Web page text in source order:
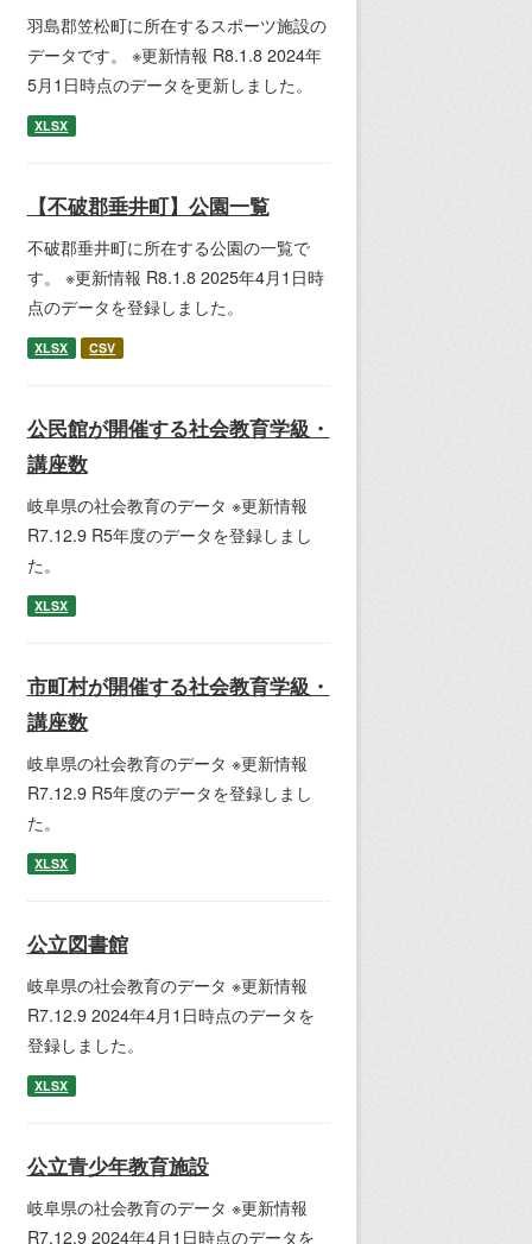
羽島郡笠松町に所在するスポーツ施設の
データです。 ※更新情報 R8.1.8 2024年
5月1日時点のデータを更新しました。
XLSX
【不破郡垂井町】公園一覧
不破郡垂井町に所在する公園の一覧で
す。 ※更新情報 R8.1.8 2025年4月1日時
点のデータを登録しました。
XLSX CSV
公民館が開催する社会教育学級・
講座数
岐阜県の社会教育のデータ ※更新情報
R7.12.9 R5年度のデータを登録しまし
た。
XLSX
市町村が開催する社会教育学級・
講座数
岐阜県の社会教育のデータ ※更新情報
R7.12.9 R5年度のデータを登録しまし
た。
XLSX
公立図書館
岐阜県の社会教育のデータ ※更新情報
R7.12.9 2024年4月1日時点のデータを
登録しました。
XLSX
公立青少年教育施設
岐阜県の社会教育のデータ ※更新情報
R7.12.9 2024年4月1日時点のデータを